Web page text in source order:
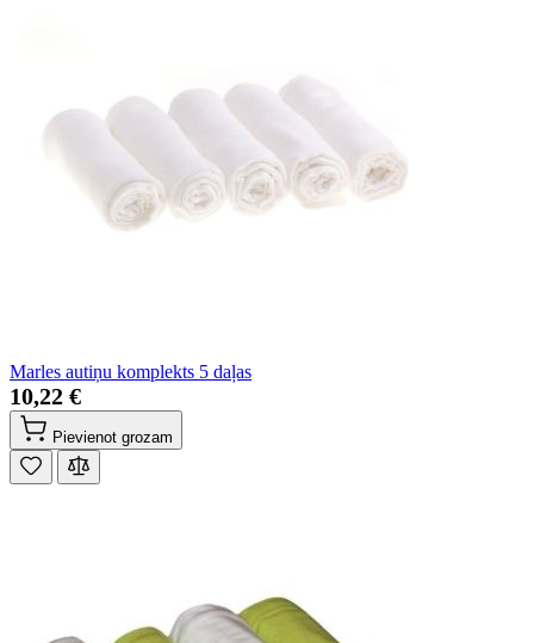
Marles autiņu komplekts 5 daļas
10,22 €
Pievienot grozam